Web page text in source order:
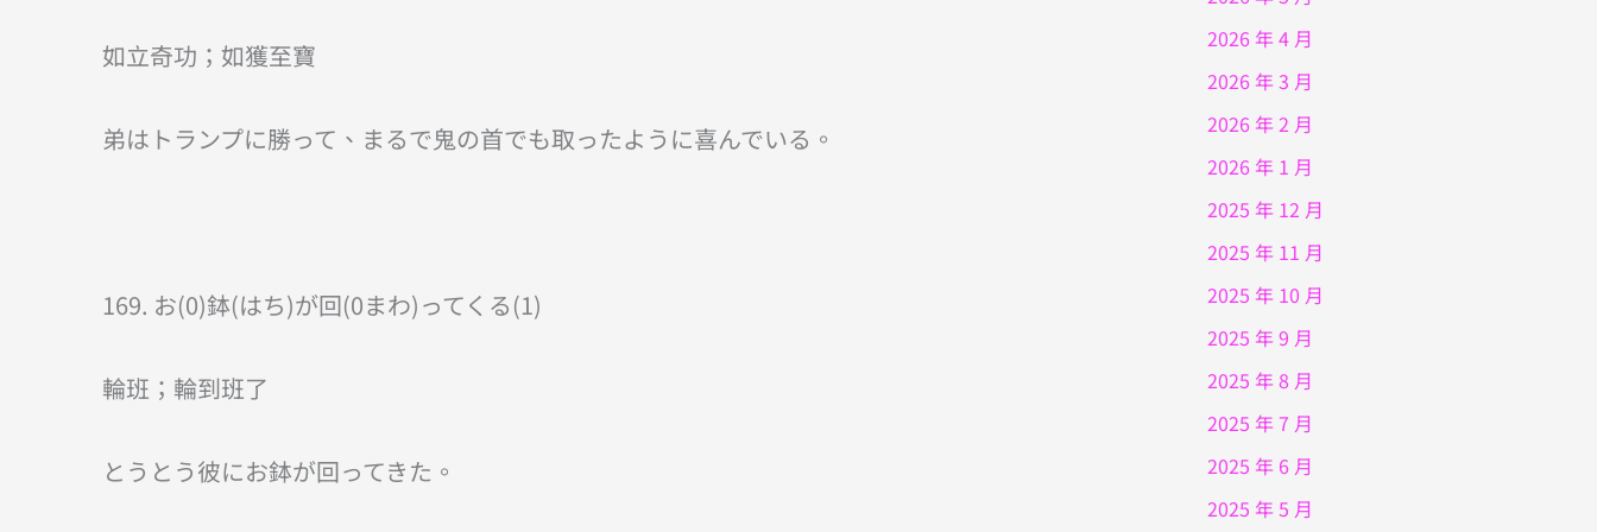
如立奇功；如獲至寶
弟はトランプに勝って、まるで鬼の首でも取ったように喜んでいる。
169. お(0)鉢(はち)が回(0まわ)ってくる(1)
輪班；輪到班了
とうとう彼にお鉢が回ってきた。
2026 年 4 月
2026 年 3 月
2026 年 2 月
2026 年 1 月
2025 年 12 月
2025 年 11 月
2025 年 10 月
2025 年 9 月
2025 年 8 月
2025 年 7 月
2025 年 6 月
2025 年 5 月